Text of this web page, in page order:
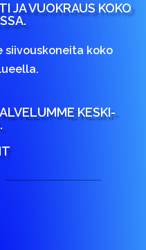
JA VUOKRAUS KOKO
siivouskoneita koko
KESKI-